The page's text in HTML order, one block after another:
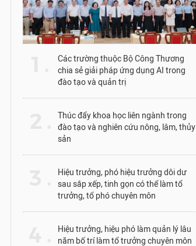
Các trường thuộc Bộ Công Thương
chia sẻ giải pháp ứng dụng AI trong
đào tạo và quản trị
Thúc đẩy khoa học liên ngành trong
đào tạo và nghiên cứu nông, lâm, thủy
sản
Hiệu trưởng, phó hiệu trưởng dôi dư
sau sắp xếp, tinh gọn có thể làm tổ
trưởng, tổ phó chuyên môn
Hiệu trưởng, hiệu phó làm quản lý lâu
năm bố trí làm tổ trưởng chuyên môn